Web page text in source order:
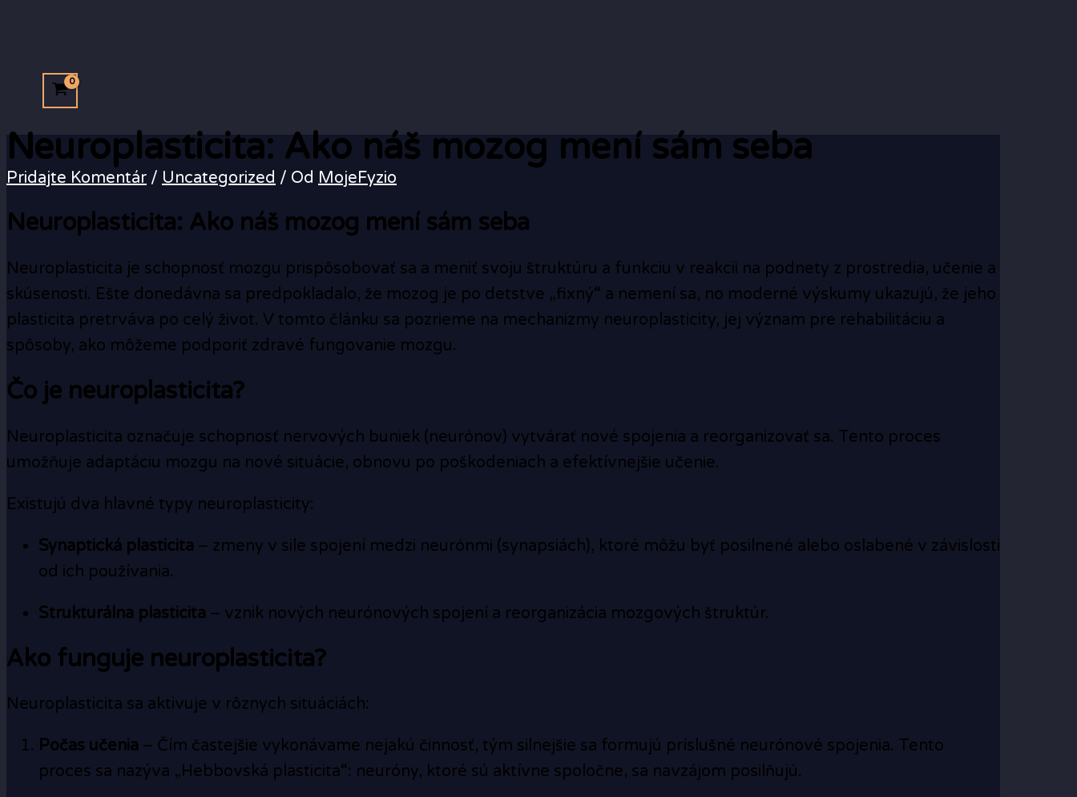
Neuroplasticita: Ako náš mozog mení sám seba
Pridajte Komentár / Uncategorized / Od MojeFyzio
Neuroplasticita: Ako náš mozog mení sám seba
Neuroplasticita je schopnosť mozgu prispôsobovať sa a meniť svoju štruktúru a funkciu v reakcii na podnety z prostredia, učenie a
skúsenosti. Ešte donedávna sa predpokladalo, že mozog je po detstve „fixný“ a nemení sa, no moderné výskumy ukazujú, že jeho
plasticita pretrváva po celý život. V tomto článku sa pozrieme na mechanizmy neuroplasticity, jej význam pre rehabilitáciu a
spôsoby, ako môžeme podporiť zdravé fungovanie mozgu.
Čo je neuroplasticita?
Neuroplasticita označuje schopnosť nervových buniek (neurónov) vytvárať nové spojenia a reorganizovať sa. Tento proces
umožňuje adaptáciu mozgu na nové situácie, obnovu po poškodeniach a efektívnejšie učenie.
Existujú dva hlavné typy neuroplasticity:
Synaptická plasticita – zmeny v sile spojení medzi neurónmi (synapsiách), ktoré môžu byť posilnené alebo oslabené v závislosti
od ich používania.
Strukturálna plasticita – vznik nových neurónových spojení a reorganizácia mozgových štruktúr.
Ako funguje neuroplasticita?
Neuroplasticita sa aktivuje v rôznych situáciách:
Počas učenia – Čím častejšie vykonávame nejakú činnosť, tým silnejšie sa formujú príslušné neurónové spojenia. Tento
proces sa nazýva „Hebbovská plasticita“: neuróny, ktoré sú aktívne spoločne, sa navzájom posilňujú.